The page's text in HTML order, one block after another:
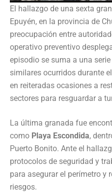
El hallazgo de una sexta
Epuyén, en la provincia de
preocupación entre
operativo preventivo
episodio se suma a una
similares ocurridos durante
en reiteradas ocasiones a
sectores para resguardar a
La última granada fue
como Playa Escondida,
Puerto Bonito. Ante el
protocolos de seguridad y
para asegurar el perímetro y
riesgos.